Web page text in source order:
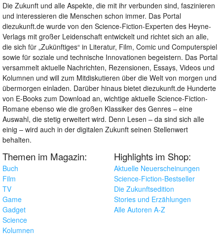
Die Zukunft und alle Aspekte, die mit ihr verbunden sind, faszinieren
und interessieren die Menschen schon immer. Das Portal
diezukunft.de wurde von den Science-Fiction-Experten des Heyne-
Verlags mit großer Leidenschaft entwickelt und richtet sich an alle,
die sich für „Zukünftiges“ in Literatur, Film, Comic und Computerspiel
sowie für soziale und technische Innovationen begeistern. Das Portal
versammelt aktuelle Nachrichten, Rezensionen, Essays, Videos und
Kolumnen und will zum Mitdiskutieren über die Welt von morgen und
übermorgen einladen. Darüber hinaus bietet diezukunft.de Hunderte
von E-Books zum Download an, wichtige aktuelle Science-Fiction-
Romane ebenso wie die großen Klassiker des Genres – eine
Auswahl, die stetig erweitert wird. Denn Lesen – da sind sich alle
einig – wird auch in der digitalen Zukunft seinen Stellenwert
behalten.
Themen im Magazin:
Buch
Film
TV
Game
Gadget
Science
Kolumnen
Highlights im Shop:
Aktuelle Neuerscheinungen
Science-Fiction-Bestseller
Die Zukunftsedition
Stories und Erzählungen
Alle Autoren A-Z